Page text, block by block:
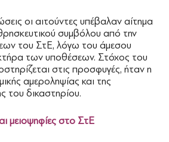
οι αιτούντες υπέβαλαν αίτημα
συμβόλου από την
του ΣτΕ, λόγω του άμεσου
των υποθέσεων. Στόχος του
στις προσφυγές, ήταν η
αμεροληψίας και της
του δικαστηρίου.
μειοψηφίες στο ΣτΕ